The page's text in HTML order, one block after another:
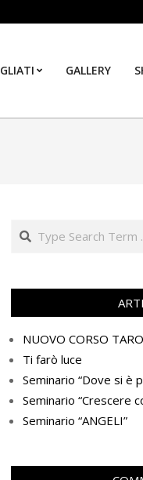
GALLERY
Search
NUOVO CORSO
Ti farò luce
Seminario “Dove si è
Seminario “Crescere
Seminario “ANGELI”